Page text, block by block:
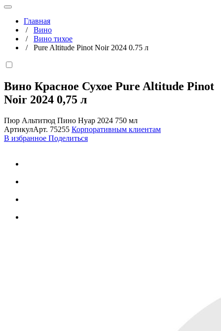
Главная
/ Вино
/ Вино тихое
/ Pure Altitude Pinot Noir 2024 0.75 л
Вино Красное Сухое Pure Altitude Pinot
Noir 2024 0,75 л
Пюр Альтитюд Пино Нуар 2024 750 мл
АртикулАрт. 75255 Корпоративным клиентам
В избранное Поделиться